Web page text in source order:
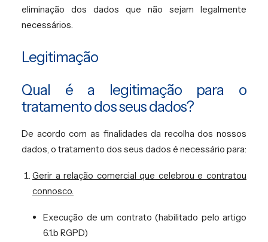
eliminação dos dados que não sejam legalmente
necessários.
Legitimação
Qual é a legitimação para o
tratamento dos seus dados?
De acordo com as finalidades da recolha dos nossos
dados, o tratamento dos seus dados é necessário para:
Gerir a relação comercial que celebrou e contratou
connosco.
Execução de um contrato (habilitado pelo artigo
6.1.b RGPD)